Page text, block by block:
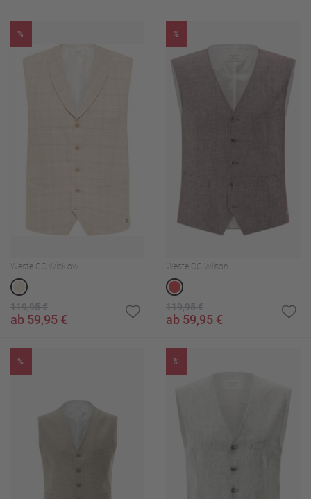
%
Weste CG Wicklow
119,95 €
ab 59,95 €
%
Weste CG Wilson
119,95 €
ab 59,95 €
% %